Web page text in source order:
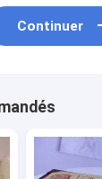
or de 18 carats
Continuer